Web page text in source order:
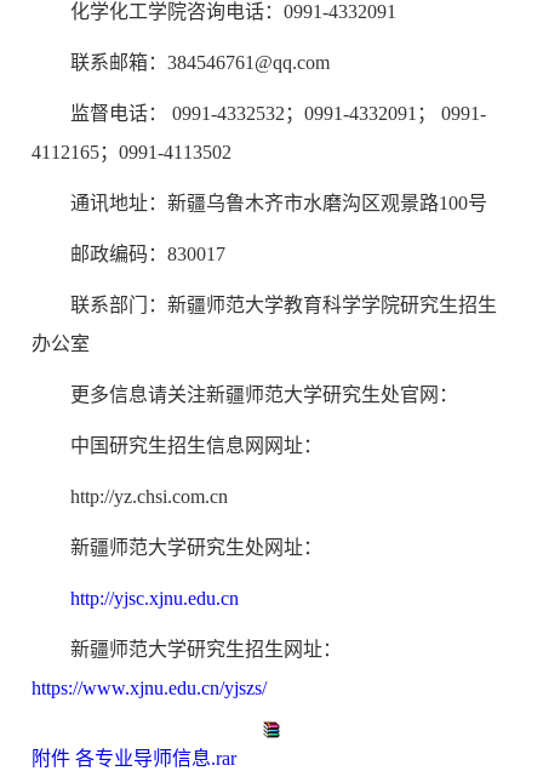
化学化工学院咨询电话：0991-4332091
联系邮箱：384546761@qq.com
监督电话： 0991-4332532；0991-4332091； 0991-
4112165；0991-4113502
通讯地址：新疆乌鲁木齐市水磨沟区观景路100号
邮政编码：830017
联系部门：新疆师范大学教育科学学院研究生招生
办公室
更多信息请关注新疆师范大学研究生处官网：
中国研究生招生信息网网址：
http://yz.chsi.com.cn
新疆师范大学研究生处网址：
http://yjsc.xjnu.edu.cn
新疆师范大学研究生招生网址：
https://www.xjnu.edu.cn/yjszs/
附件 各专业导师信息.rar